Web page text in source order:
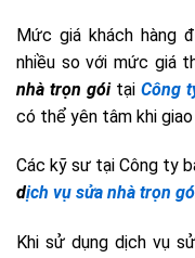
Mức giá khách hàng
nhiều so với mức giá
nhà trọn góitạiCông
có thể yên tâm khi
Các kỹ sư tại Công ty
dịch vụ sửa nhà trọn
Khi sử dụng dịch vụ